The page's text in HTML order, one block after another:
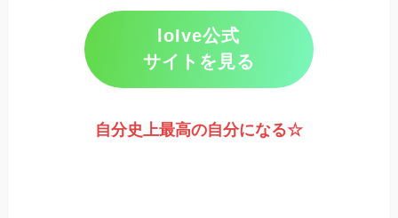
loIve公式
サイトを見る
自分史上最高の自分になる☆